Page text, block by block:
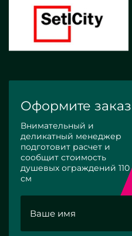
Оформите заказ
Внимательный и
деликатный менеджер
подготовит расчет и
сообщит стоимость
душевых ограждений 110
см